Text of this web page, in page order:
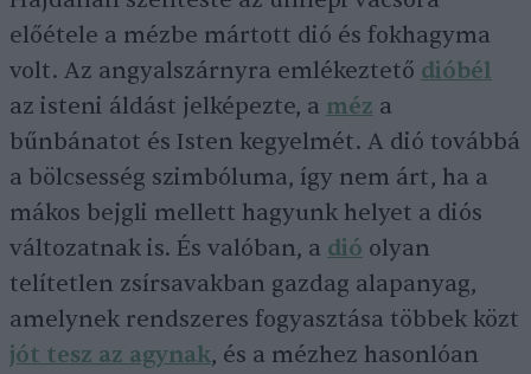
előétele a mézbe mártott dió és fokhagyma
volt. Az angyalszárnyra emlékeztető dióbél
az isteni áldást jelképezte, a méz a
bűnbánatot és Isten kegyelmét. A dió továbbá
a bölcsesség szimbóluma, így nem árt, ha a
mákos bejgli mellett hagyunk helyet a diós
változatnak is. És valóban, a dió olyan
telítetlen zsírsavakban gazdag alapanyag,
amelynek rendszeres fogyasztása többek közt
jót tesz az agynak, és a mézhez hasonlóan